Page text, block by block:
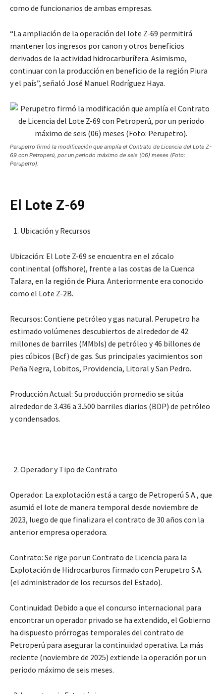
como de funcionarios de ambas empresas.
“La ampliación de la operación del lote Z-69 permitirá
mantener los ingresos por canon y otros beneficios
derivados de la actividad hidrocarburífera. Asimismo,
continuar con la producción en beneficio de la región Piura
y el país”, señaló José Manuel Rodríguez Haya.
Perupetro firmó la modificación que amplía el Contrato de Licencia del Lote Z-
69 con Petroperú, por un periodo máximo de seis (06) meses (Foto:
Perupetro).
El Lote Z-69
Ubicación y Recursos
Ubicación: El Lote Z-69 se encuentra en el zócalo
continental (offshore), frente a las costas de la Cuenca
Talara, en la región de Piura. Anteriormente era conocido
como el Lote Z-2B.
Recursos: Contiene petróleo y gas natural. Perupetro ha
estimado volúmenes descubiertos de alrededor de 42
millones de barriles (MMbls) de petróleo y 46 billones de
pies cúbicos (Bcf) de gas. Sus principales yacimientos son
Peña Negra, Lobitos, Providencia, Litoral y San Pedro.
Producción Actual: Su producción promedio se sitúa
alrededor de 3.436 a 3.500 barriles diarios (BDP) de petróleo
y condensados.
Operador y Tipo de Contrato
Operador: La explotación está a cargo de Petroperú S.A., que
asumió el lote de manera temporal desde noviembre de
2023, luego de que finalizara el contrato de 30 años con la
anterior empresa operadora.
Contrato: Se rige por un Contrato de Licencia para la
Explotación de Hidrocarburos firmado con Perupetro S.A.
(el administrador de los recursos del Estado).
Continuidad: Debido a que el concurso internacional para
encontrar un operador privado se ha extendido, el Gobierno
ha dispuesto prórrogas temporales del contrato de
Petroperú para asegurar la continuidad operativa. La más
reciente (noviembre de 2025) extiende la operación por un
periodo máximo de seis meses.